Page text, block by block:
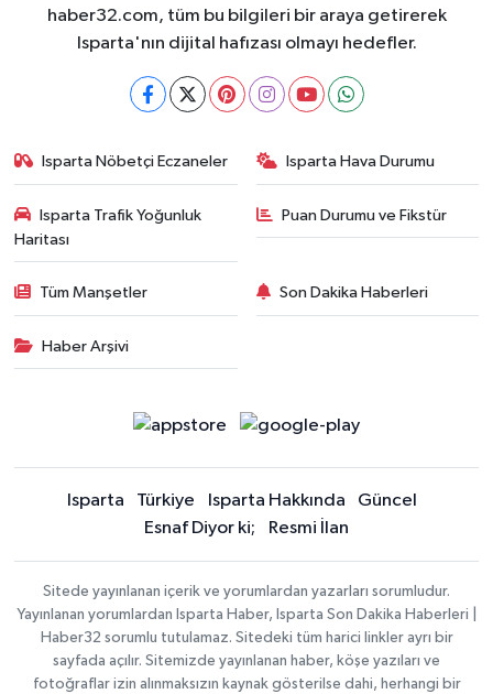
haber32.com, tüm bu bilgileri bir araya getirerek
Isparta'nın dijital hafızası olmayı hedefler.
Isparta Nöbetçi Eczaneler Isparta Hava Durumu
Isparta Trafik Yoğunluk
Haritası
Puan Durumu ve Fikstür
Tüm Manşetler Son Dakika Haberleri
Haber Arşivi
Isparta Türkiye Isparta Hakkında
Güncel
Esnaf Diyor ki;
Resmi İlan
Sitede yayınlanan içerik ve yorumlardan yazarları sorumludur.
Yayınlanan yorumlardan Isparta Haber, Isparta Son Dakika Haberleri |
Haber32 sorumlu tutulamaz. Sitedeki tüm harici linkler ayrı bir
sayfada açılır. Sitemizde yayınlanan haber, köşe yazıları ve
fotoğraflar izin alınmaksızın kaynak gösterilse dahi, herhangi bir